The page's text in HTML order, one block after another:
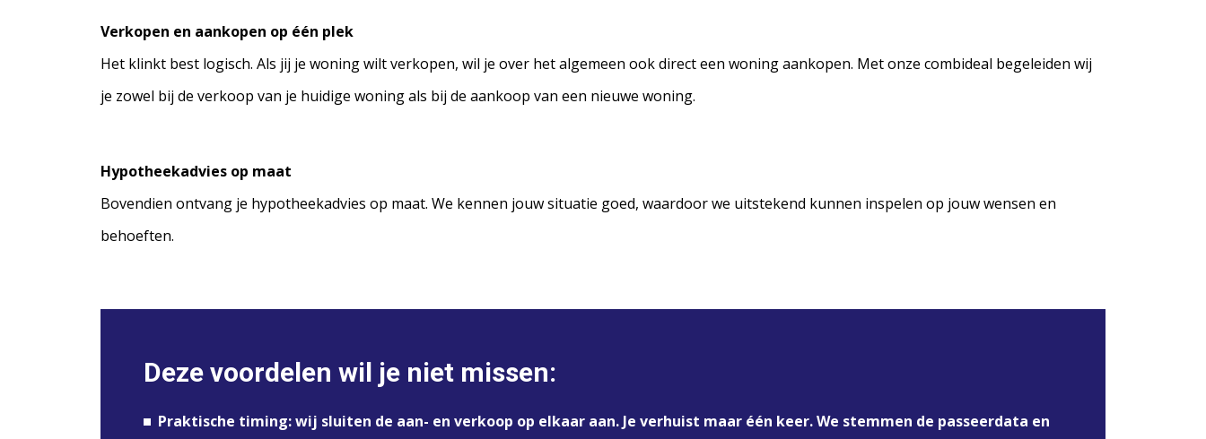
Verkopen en aankopen op één plek
Het klinkt best logisch. Als jij je woning wilt verkopen, wil je over het algemeen ook direct een woning aankopen. Met onze combideal begeleiden wij
je zowel bij de verkoop van je huidige woning als bij de aankoop van een nieuwe woning.
Hypotheekadvies op maat
Bovendien ontvang je hypotheekadvies op maat. We kennen jouw situatie goed, waardoor we uitstekend kunnen inspelen op jouw wensen en
behoeften.
Deze voordelen wil je niet missen:
Praktische timing: wij sluiten de aan- en verkoop op elkaar aan. Je verhuist maar één keer. We stemmen de passeerdata en